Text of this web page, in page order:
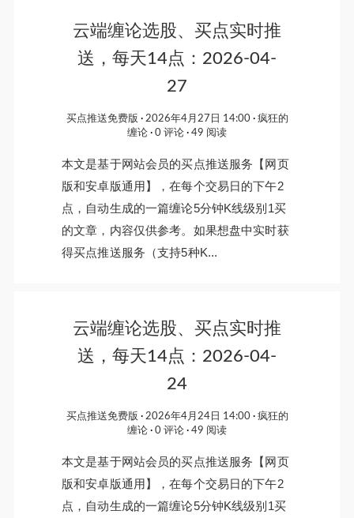
云端缠论选股、买点实时推
送，每天14点：2026-04-
27
买点推送免费版 2026年4月27日 14:00
疯狂的
缠论
0 评论 49 阅读
本文是基于网站会员的买点推送服务【网页
版和安卓版通用】，在每个交易日的下午2
点，自动生成的一篇缠论5分钟K线级别1买
的文章，内容仅供参考。如果想盘中实时获
得买点推送服务（支持5种K...
云端缠论选股、买点实时推
送，每天14点：2026-04-
24
买点推送免费版 2026年4月24日 14:00
疯狂的
缠论
0 评论 49 阅读
本文是基于网站会员的买点推送服务【网页
版和安卓版通用】，在每个交易日的下午2
点，自动生成的一篇缠论5分钟K线级别1买